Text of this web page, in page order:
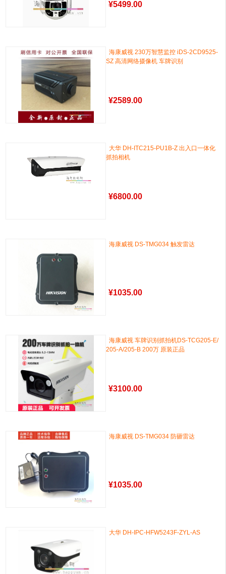
¥5499.00
海康威视 230万智慧监控 iDS-2CD9525-
SZ 高清网络摄像机 车牌识别
¥2589.00
大华 DH-ITC215-PU1B-Z 出入口一体化
抓拍相机
¥6800.00
海康威视 DS-TMG034 触发雷达
¥1035.00
海康威视 车牌识别抓拍机DS-TCG205-E/
205-A/205-B 200万 原装正品
¥3100.00
海康威视 DS-TMG034 防砸雷达
¥1035.00
大华 DH-IPC-HFW5243F-ZYL-AS